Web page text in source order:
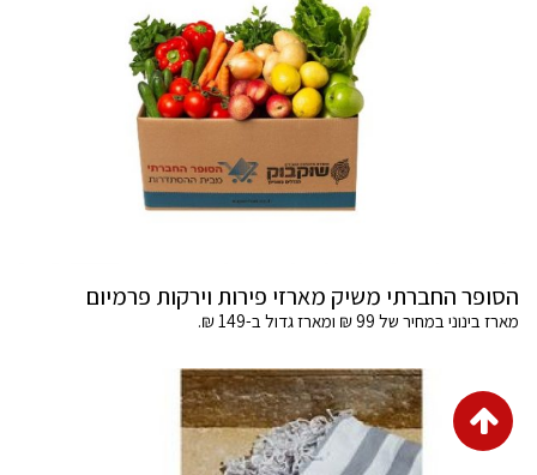
הסופר החברתי משיק מארזי פירות וירקות פרמיום
מארז בינוני במחיר של 99 ₪ ומארז גדול ב-149 ₪.
גלילה
לראש